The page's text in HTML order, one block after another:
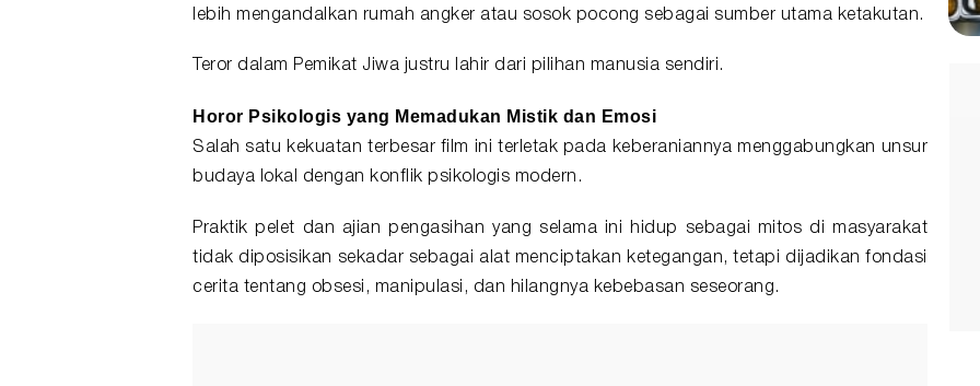
lebih mengandalkan rumah angker atau sosok pocong sebagai sumber utama ketakutan.
Teror dalam Pemikat Jiwa justru lahir dari pilihan manusia sendiri.
Horor Psikologis yang Memadukan Mistik dan Emosi
Salah satu kekuatan terbesar film ini terletak pada keberaniannya menggabungkan unsur
budaya lokal dengan konflik psikologis modern.
Praktik pelet dan ajian pengasihan yang selama ini hidup sebagai mitos di masyarakat
tidak diposisikan sekadar sebagai alat menciptakan ketegangan, tetapi dijadikan fondasi
cerita tentang obsesi, manipulasi, dan hilangnya kebebasan seseorang.